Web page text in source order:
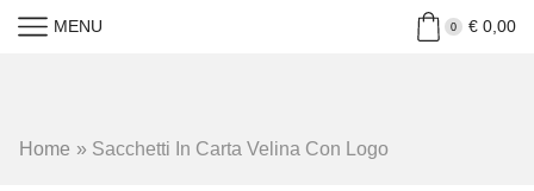
MENU 0 €0,00
Home » Sacchetti In Carta Velina Con Logo